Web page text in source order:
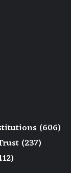
(606)
(237)